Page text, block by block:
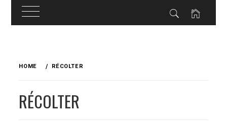
HOME RÉCOLTER
RÉCOLTER